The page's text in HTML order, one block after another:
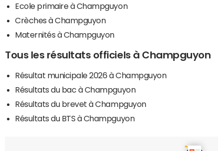
Ecole primaire à Champguyon
Crèches à Champguyon
Maternités à Champguyon
Tous les résultats officiels à Champguyon
Résultat municipale 2026 à Champguyon
Résultats du bac à Champguyon
Résultats du brevet à Champguyon
Résultats du BTS à Champguyon